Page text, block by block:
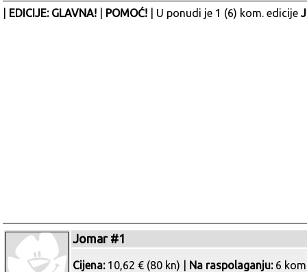
EDICIJE: GLAVNA! POMOĆ! | U ponudi je 1 (6) kom. edicije
Jomar #1
Cijena:10,62 € (80 kn) | Na raspolaganju:6